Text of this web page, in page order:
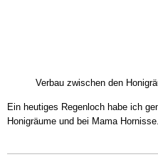
Verbau zwischen den
Ein heutiges Regenloch habe ich
Honigräume und bei Mama Hornisse.